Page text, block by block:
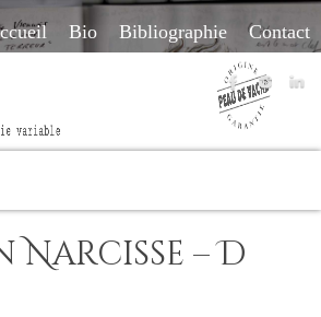
Bio Bibliographie Contact
Narcisse – D